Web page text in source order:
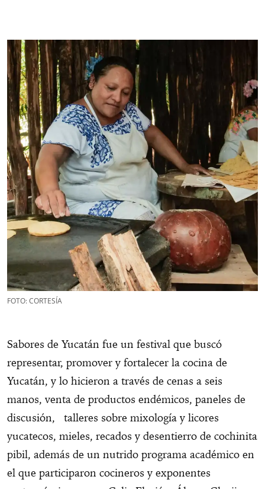
FOTO: CORTESÍA
Sabores de Yucatán fue un festival que buscó
representar, promover y fortalecer la cocina de
Yucatán, y lo hicieron a través de cenas a seis
manos, venta de productos endémicos, paneles de
discusión, talleres sobre mixología y licores
yucatecos, mieles, recados y desentierro de cochinita
pibil, además de un nutrido programa académico en
el que participaron cocineros y exponentes